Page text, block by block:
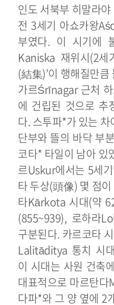
인도 서북부 히말라
전 3세기 아쇼카왕
부였다. 이 시기에
Kaniska 재위시(2세
(結集)’이 행해질만
가르Śrīnagar 근처
에 건립된 것으로 추
다. 스투파*가 있는
단부와 뜰의 바닥 부
코타* 타일이 남아
르Uskur에서는 5세
타 두상(頭像) 몇 점
타Kārkota 시대(약
(855~939), 로하라
구분된다. 카르코타
Lalitāditya 통치 시
이 시대는 사원 건축
대표적으로 마르탄
다파*와 그 양 옆에 2